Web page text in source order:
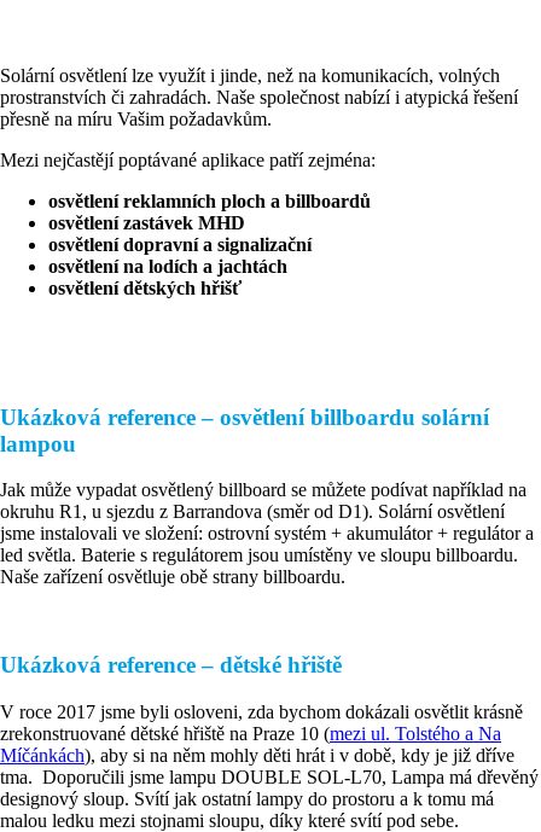
Solární osvětlení lze využít i jinde, než na komunikacích, volných
prostranstvích či zahradách. Naše společnost nabízí i atypická řešení
přesně na míru Vašim požadavkům.
Mezi nejčastějí poptávané aplikace patří zejména:
osvětlení reklamních ploch a billboardů
osvětlení zastávek MHD
osvětlení dopravní a signalizační
osvětlení na lodích a jachtách
osvětlení dětských hřišť
Ukázková reference – osvětlení billboardu solární
lampou
Jak může vypadat osvětlený billboard se můžete podívat například na
okruhu R1, u sjezdu z Barrandova (směr od D1). Solární osvětlení
jsme instalovali ve složení: ostrovní systém + akumulátor + regulátor a
led světla. Baterie s regulátorem jsou umístěny ve sloupu billboardu.
Naše zařízení osvětluje obě strany billboardu.
Ukázková reference – dětské hřiště
V roce 2017 jsme byli osloveni, zda bychom dokázali osvětlit krásně
zrekonstruované dětské hřiště na Praze 10 (mezi ul. Tolstého a Na
Míčánkách), aby si na něm mohly děti hrát i v době, kdy je již dříve
tma. Doporučili jsme lampu DOUBLE SOL-L70, Lampa má dřevěný
designový sloup. Svítí jak ostatní lampy do prostoru a k tomu má
malou ledku mezi stojnami sloupu, díky které svítí pod sebe.